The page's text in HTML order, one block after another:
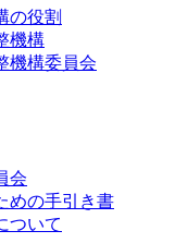
の役割
機構
機構委員会
会
めの手引き書
ついて